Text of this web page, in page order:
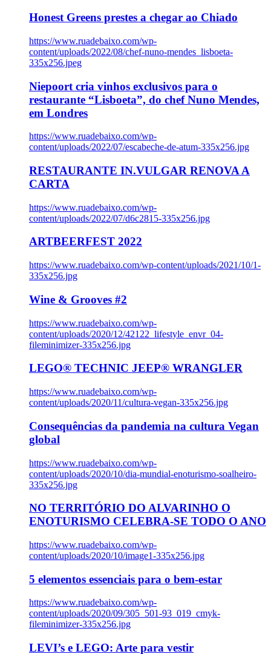
Honest Greens prestes a chegar ao Chiado
https://www.ruadebaixo.com/wp-
content/uploads/2022/08/chef-nuno-mendes_lisboeta-
335x256.jpeg
Niepoort cria vinhos exclusivos para o
restaurante “Lisboeta”, do chef Nuno Mendes,
em Londres
https://www.ruadebaixo.com/wp-
content/uploads/2022/07/escabeche-de-atum-335x256.jpg
RESTAURANTE IN.VULGAR RENOVA A
CARTA
https://www.ruadebaixo.com/wp-
content/uploads/2022/07/d6c2815-335x256.jpg
ARTBEERFEST 2022
https://www.ruadebaixo.com/wp-content/uploads/2021/10/1-
335x256.jpg
Wine & Grooves #2
https://www.ruadebaixo.com/wp-
content/uploads/2020/12/42122_lifestyle_envr_04-
fileminimizer-335x256.jpg
LEGO® TECHNIC JEEP® WRANGLER
https://www.ruadebaixo.com/wp-
content/uploads/2020/11/cultura-vegan-335x256.jpg
Consequências da pandemia na cultura Vegan
global
https://www.ruadebaixo.com/wp-
content/uploads/2020/10/dia-mundial-enoturismo-soalheiro-
335x256.jpg
NO TERRITÓRIO DO ALVARINHO O
ENOTURISMO CELEBRA-SE TODO O ANO
https://www.ruadebaixo.com/wp-
content/uploads/2020/10/image1-335x256.jpg
5 elementos essenciais para o bem-estar
https://www.ruadebaixo.com/wp-
content/uploads/2020/09/305_501-93_019_cmyk-
fileminimizer-335x256.jpg
LEVI’s e LEGO: Arte para vestir